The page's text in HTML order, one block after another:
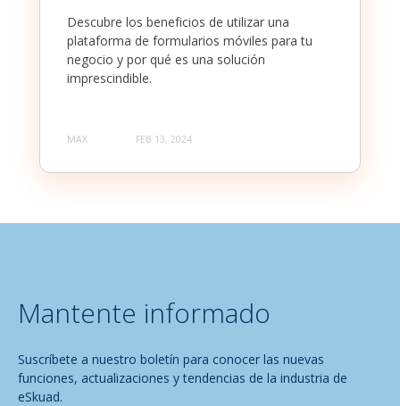
Descubre los beneficios de utilizar una
plataforma de formularios móviles para tu
negocio y por qué es una solución
imprescindible.
MAX FEB 13, 2024
Mantente informado
Suscríbete a nuestro boletín para conocer las nuevas
funciones, actualizaciones y tendencias de la industria de
eSkuad.